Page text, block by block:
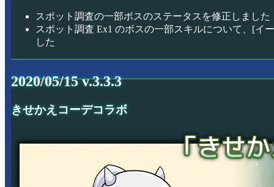
スポット調査の一部ボスのステータスを修正しました
スポット調査 Ex1 のボスの一部スキルについて、[イ
した
2020/05/15 v.3.3.3
きせかえコーデコラボ